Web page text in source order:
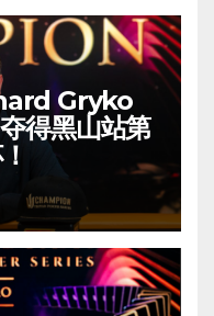
Gryko
得黑山站第